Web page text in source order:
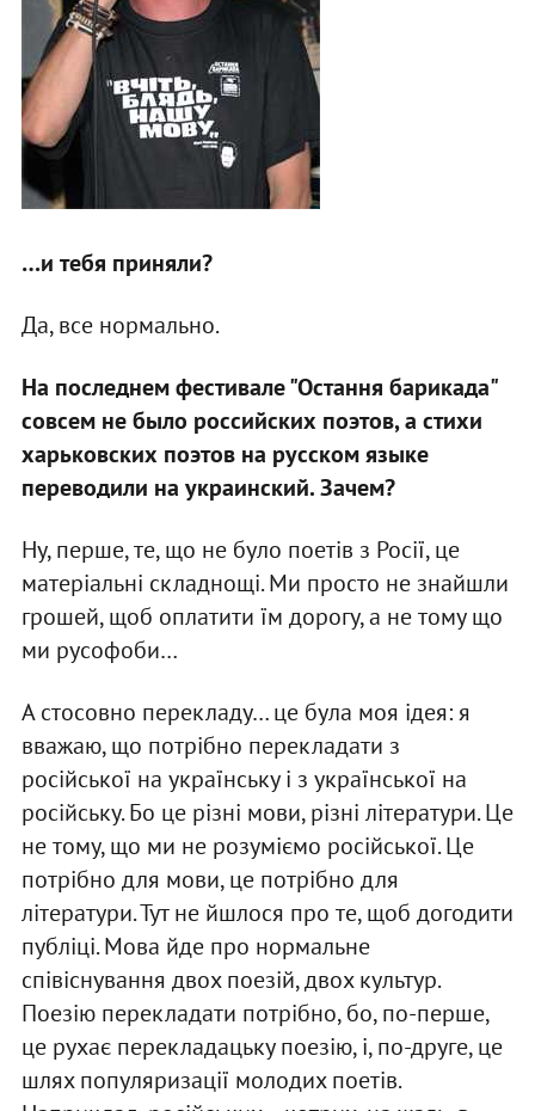
…и тебя приняли?
Да, все нормально.
На последнем фестивале "Остання барикада"
совсем не было российских поэтов, а стихи
харьковских поэтов на русском языке
переводили на украинский. Зачем?
Ну, перше, те, що не було поетів з Росії, це
матеріальні складнощі. Ми просто не знайшли
грошей, щоб оплатити їм дорогу, а не тому що
ми русофоби…
А стосовно перекладу… це була моя ідея: я
вважаю, що потрібно перекладати з
російської на українську і з української на
російську. Бо це різні мови, різні літератури. Це
не тому, що ми не розуміємо російської. Це
потрібно для мови, це потрібно для
літератури. Тут не йшлося про те, щоб догодити
публіці. Мова йде про нормальне
співіснування двох поезій, двох культур.
Поезію перекладати потрібно, бо, по-перше,
це рухає перекладацьку поезію, і, по-друге, це
шлях популяризації молодих поетів.